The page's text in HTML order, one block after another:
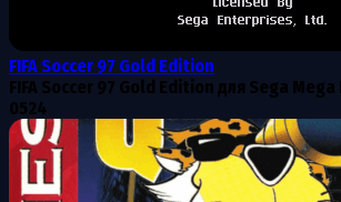
FIFA Soccer 97 Gold Edition
FIFA Soccer 97 Gold Edition для Sega
0524